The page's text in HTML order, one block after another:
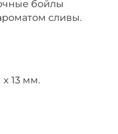
бойлы
сливы.
x 13 мм.